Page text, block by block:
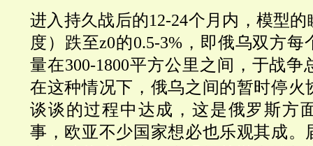
进入持久战后的12-24个月内，模型
度）跌至z0的0.5-3%，即俄乌双方
量在300-1800平方公里之间，于战
在这种情况下，俄乌之间的暂时停火
谈谈的过程中达成，这是俄罗斯方
事，欧亚不少国家想必也乐观其成。